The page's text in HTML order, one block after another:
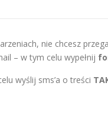
nie chcesz
– w tym celu wypełnij
wyślij sms’a o treści